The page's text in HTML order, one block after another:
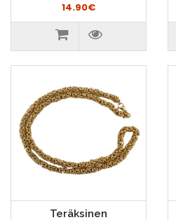
14.90€
Teräksinen